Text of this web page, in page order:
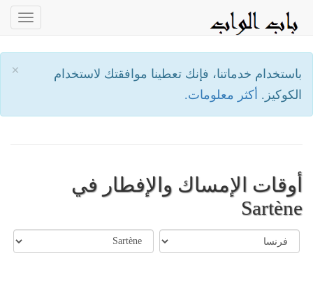
×
باستخدام خدماتنا، فإنك تعطينا موافقتك لاستخدام
الكوكيز. أكثر معلومات.
أوقات الإمساك والإفطار في
Sartène